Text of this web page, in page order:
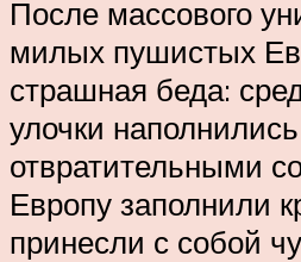
После массового
милых пушистых
страшная беда:
улочки наполнились
отвратительными
Европу заполнили
принесли с собой